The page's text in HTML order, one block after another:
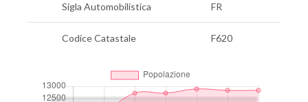
Sigla Automobilistica FR
Codice Catastale F620